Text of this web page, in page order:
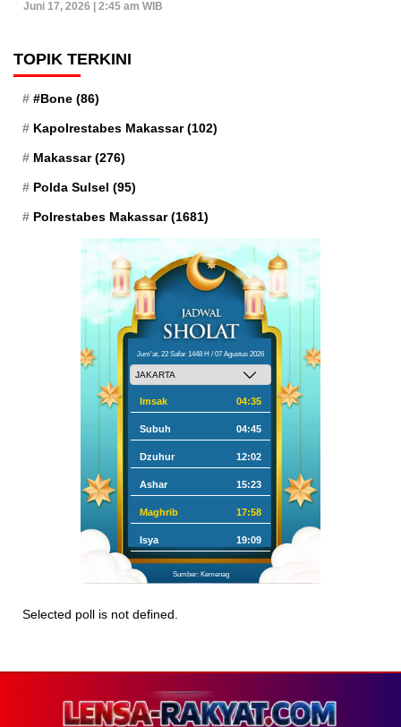
Juni 17, 2026 | 2:45 am WIB
TOPIK TERKINI
#Bone (86)
Kapolrestabes Makassar(102)
Makassar(276)
Polda Sulsel (95)
Polrestabes Makassar(1681)
Jum'at, 22 Safar 1448 H / 07 Agustus 2026
Imsak 04:35
Subuh 04:45
Dzuhur 12:02
Ashar 15:23
Maghrib 17:58
Isya 19:09
Sumber: Kemenag
Selected poll is not defined.